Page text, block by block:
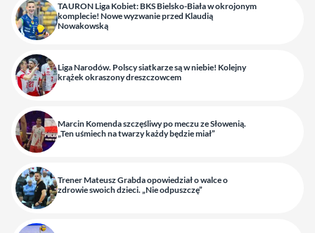
TAURON Liga Kobiet: BKS Bielsko-Biała w okrojonym
komplecie! Nowe wyzwanie przed Klaudią
Nowakowską
Liga Narodów. Polscy siatkarze są w niebie! Kolejny
krążek okraszony dreszczowcem
Marcin Komenda szczęśliwy po meczu ze Słowenią.
„Ten uśmiech na twarzy każdy będzie miał”
Trener Mateusz Grabda opowiedział o walce o
zdrowie swoich dzieci. „Nie odpuszczę”